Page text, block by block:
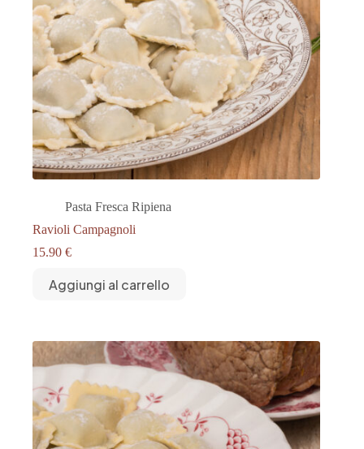
Pasta Fresca Ripiena
Ravioli Campagnoli
15.90 €
Aggiungi al carrello